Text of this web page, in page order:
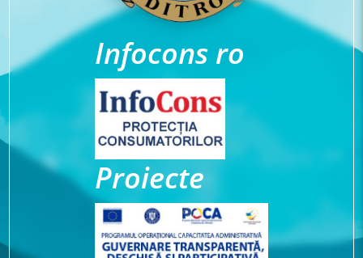
Infocons ro
Proiecte